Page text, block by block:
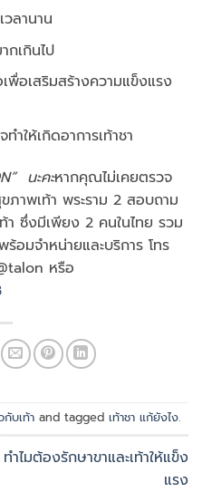
ลานาน
เกินไป
พื่อเสริมสร้างความแข็งแรง
ำให้เกิดอาการเท้าชา
นะคะหากคุณไม่เคยตรวจ
ภาพเท้า พระราม 2 สอบถาม
า ซึ่งมีเพียง 2 คนในไทย รวม
อมจำหน่ายและบริการ โทร
หรือ
กับเท้า and tagged เท้าชา แก้ยังไง.
ทำไมต้องรักษาขาและเท้าให้แข็ง
แรง